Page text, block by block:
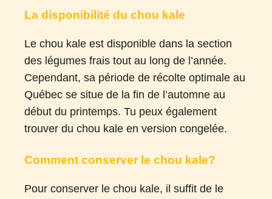
La disponibilité du chou kale
Le chou kale est disponible dans la section
des légumes frais tout au long de l’année.
Cependant, sa période de récolte optimale au
Québec se situe de la fin de l’automne au
début du printemps. Tu peux également
trouver du chou kale en version congelée.
Comment conserver le chou kale?
Pour conserver le chou kale, il suffit de le